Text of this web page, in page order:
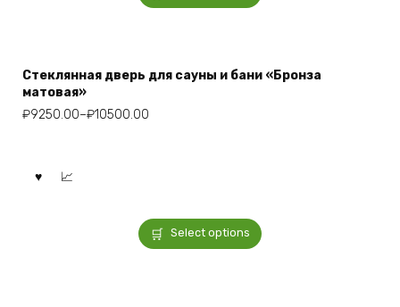
Стеклянная дверь для сауны и бани «Бронза
матовая»
₽9250.00–₽10500.00
Select options